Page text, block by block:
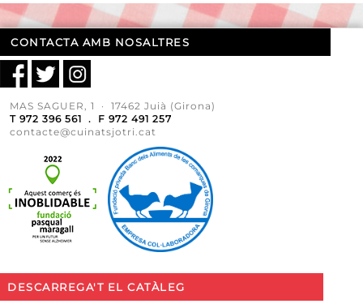
CONTACTA AMB NOSALTRES
MAS SAGUER, 1 · 17462 Juià (Girona)
T 972 396 561 . F 972 491 257
contacte@cuinatsjotri.cat
DESCARREGA'T EL CATÀLEG